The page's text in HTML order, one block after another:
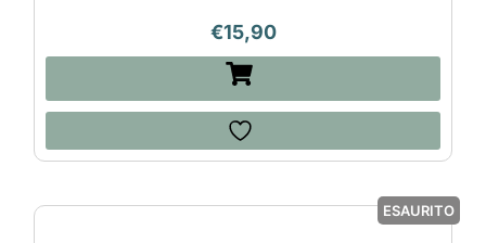
€15,90
ESAURITO